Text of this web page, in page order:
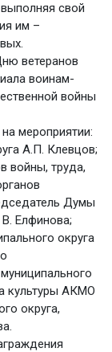
свой
им –
ветеранов
воинам-
войны
мероприятии:
А.П. Клевцов;
войны, труда,
Думы
Елфинова;
округа
культуры АКМО
округа,